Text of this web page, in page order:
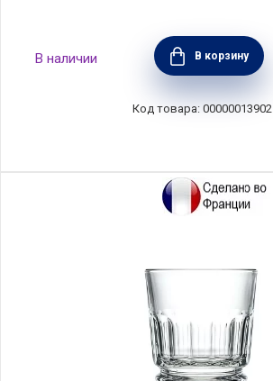
В корзину
00000013902